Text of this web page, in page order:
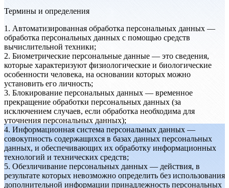
Термины и определения
1. Автоматизированная обработка персональных данных —
обработка персональных данных с помощью средств
вычислительной техники;
2. Биометрические персональные данные — это сведения,
которые характеризуют физиологические и биологические
особенности человека, на основании которых можно
установить его личность;
3. Блокирование персональных данных — временное
прекращение обработки персональных данных (за
исключением случаев, если обработка необходима для
уточнения персональных данных);
4. Информационная система персональных данных —
совокупность содержащихся в базах данных персональных
данных, и обеспечивающих их обработку информационных
технологий и технических средств;
5. Обезличивание персональных данных — действия, в
результате которых невозможно определить без использования
дополнительной информации принадлежность персональных